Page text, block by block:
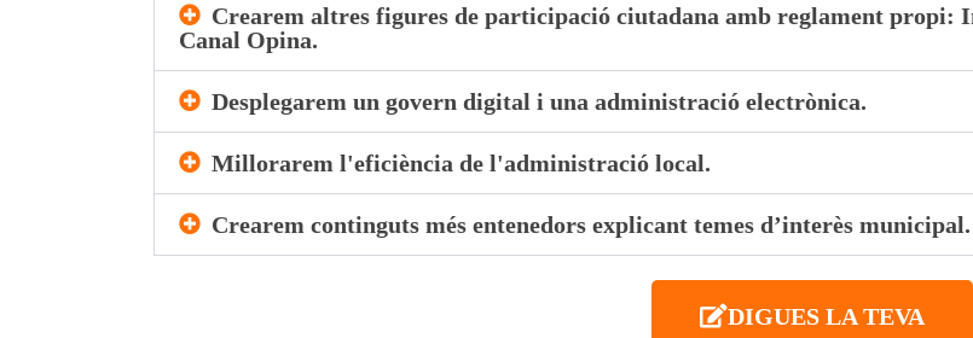
Crearem altres figures de participació ciutadana amb reglament propi:
Canal Opina.
Desplegarem un govern digital i una administració electrònica.
Millorarem l'eficiència de l'administració local.
Crearem continguts més entenedors explicant temes d’interès municipal.
DIGUES LA TEVA